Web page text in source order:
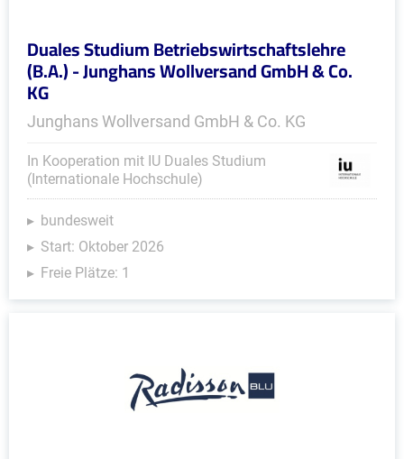
Duales Studium Betriebswirtschaftslehre
(B.A.) - Junghans Wollversand GmbH & Co.
KG
Junghans Wollversand GmbH & Co. KG
In Kooperation mit IU Duales Studium
(Internationale Hochschule)
bundesweit
Start: Oktober 2026
Freie Plätze: 1